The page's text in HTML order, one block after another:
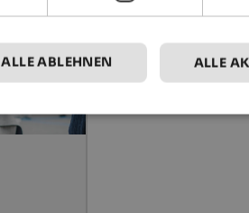
ALLE
ALLE ABLEHNEN